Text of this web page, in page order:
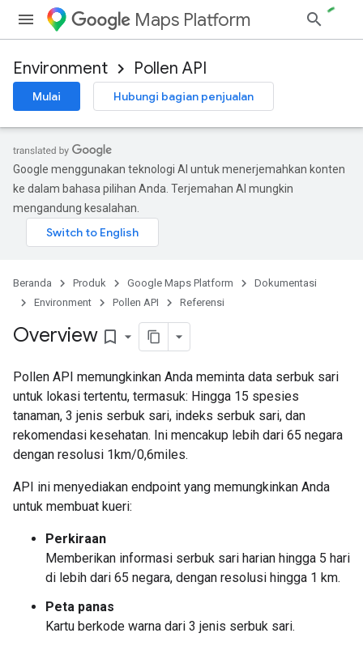
Maps Platform
Environment Pollen API
Mulai Hubungi bagian penjualan
Google menggunakan teknologi AI untuk menerjemahkan konten
ke dalam bahasa pilihan Anda. Terjemahan AI mungkin
mengandung kesalahan.
Beranda Produk Google Maps Platform
Dokumentasi
Environment
Pollen API Referensi
Overview bookmark_border
Pollen API memungkinkan Anda meminta data serbuk sari
untuk lokasi tertentu, termasuk: Hingga 15 spesies
tanaman, 3 jenis serbuk sari, indeks serbuk sari, dan
rekomendasi kesehatan. Ini mencakup lebih dari 65 negara
dengan resolusi 1km/0,6miles.
API ini menyediakan endpoint yang memungkinkan Anda
untuk membuat kueri:
Perkiraan
Memberikan informasi serbuk sari harian hingga 5 hari
di lebih dari 65 negara, dengan resolusi hingga 1 km.
Peta panas
Kartu berkode warna dari 3 jenis serbuk sari.